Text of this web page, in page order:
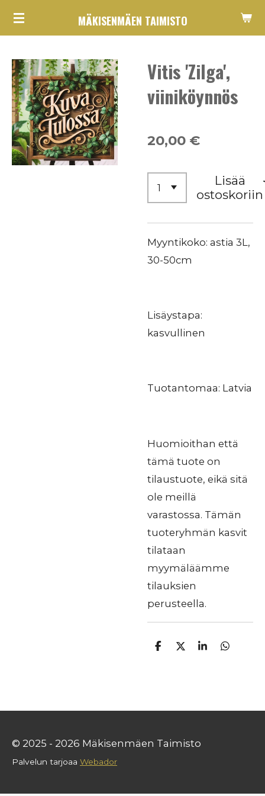
Siirry
MÄKISENMÄEN TAIMISTO
Vitis 'Zilga',
viiniköynnös
20,00 €
Lisää
ostoskoriin
Myyntikoko: astia 3L,
30-50cm
Lisäystapa:
kasvullinen
Tuotantomaa: Latvia
Huomioithan että
tämä tuote on
tilaustuote, eikä sitä
ole meillä
varastossa. Tämän
tuoteryhmän kasvit
tilataan
myymäläämme
tilauksien
perusteella.
J
J
J
J
© 2025 - 2026 Mäkisenmäen Taimisto
Palvelun tarjoaa Webador